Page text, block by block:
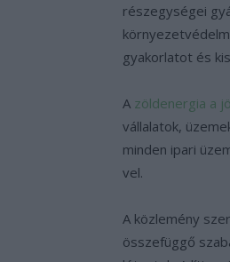
részegységei
gyakorlatot és
A zöldenergia a
vállalatok,
minden ipari
vel.
A közlemény
összefüggő